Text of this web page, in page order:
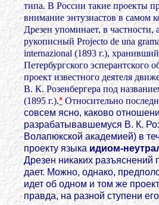
типа. В России такие проекты
внимание энтузиастов в самом
Дрезен упоминает, в
рукописный Projecto de una
internazional (1893 г.),
Петербургского эсперантского
проект известного деятеля
В. К. Розенбергера под
(1895 г.).*Относительно
совсем ясно, каково
разрабатывавшемуся В. К.
Волапюкской академией) в
проекту языка идиом-
Дрезен никаких разъяснений
дает. Можно, однако,
идет об одном и том же
правда, на разной ступени